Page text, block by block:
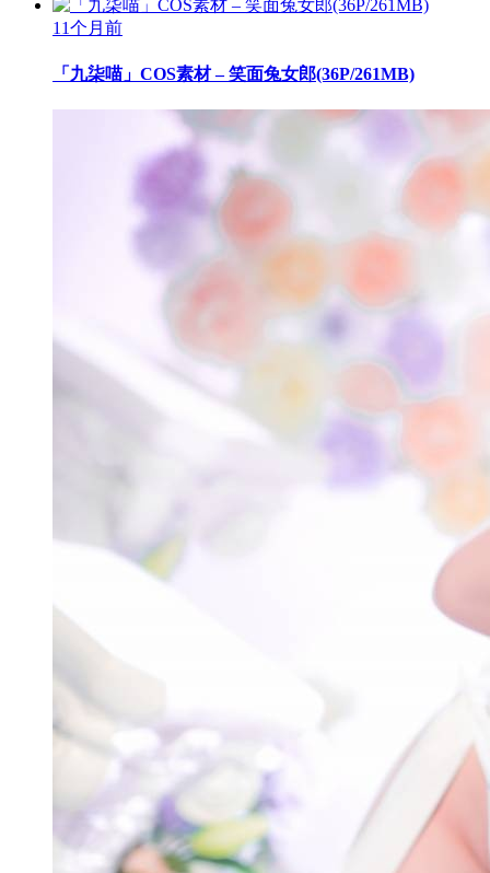
11个月前
「九柒喵」COS素材 – 笑面兔女郎(36P/261MB)